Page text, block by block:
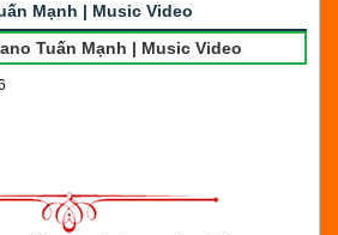
Mạnh | Music Video
Tuấn Mạnh | Music Video